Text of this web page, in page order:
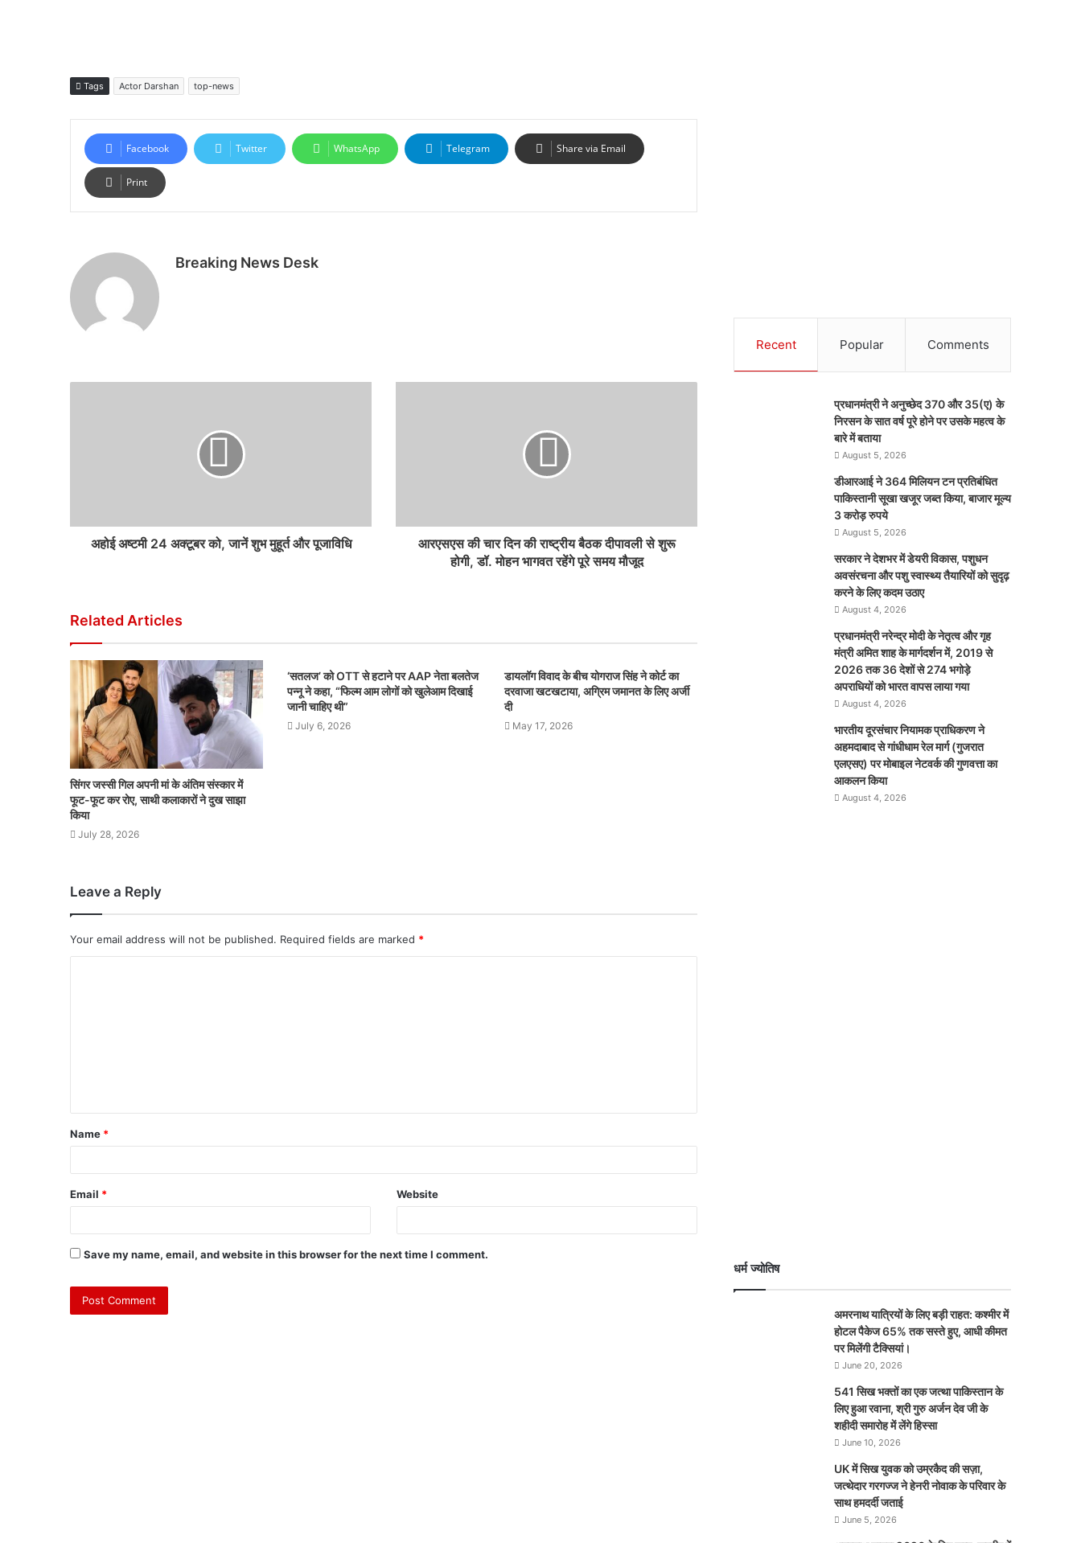
Tags Actor Darshan top-news
Facebook Twitter WhatsApp Telegram Share via Email
Print
Breaking News Desk
अहोई अष्टमी 24 अक्टूबर को, जानें शुभ मुहूर्त और पूजाविधि
आरएसएस की चार दिन की राष्ट्रीय बैठक दीपावली से शुरू
होगी, डॉ. मोहन भागवत रहेंगे पूरे समय मौजूद
Related Articles
सिंगर जस्सी गिल अपनी मां के अंतिम संस्कार में
फूट-फूट कर रोए, साथी कलाकारों ने दुख साझा
किया
July 28, 2026
‘सतलज’ को OTT से हटाने पर AAP नेता बलतेज
पन्नू ने कहा, “फिल्म आम लोगों को खुलेआम दिखाई
जानी चाहिए थी”
July 6, 2026
डायलॉग विवाद के बीच योगराज सिंह ने कोर्ट का
दरवाजा खटखटाया, अग्रिम जमानत के लिए अर्जी
दी
May 17, 2026
Leave a Reply
Your email address will not be published. Required fields are marked *
Name *
Email * Website
Save my name, email, and website in this browser for the next time I comment.
Recent Popular Comments
प्रधानमंत्री ने अनुच्छेद 370 और 35(ए) के
निरसन के सात वर्ष पूरे होने पर उसके महत्व के
बारे में बताया
August 5, 2026
डीआरआई ने 364 मिलियन टन प्रतिबंधित
पाकिस्तानी सूखा खजूर जब्त किया, बाजार मूल्य
3 करोड़ रुपये
August 5, 2026
सरकार ने देशभर में डेयरी विकास, पशुधन
अवसंरचना और पशु स्वास्थ्य तैयारियों को सुदृढ़
करने के लिए कदम उठाए
August 4, 2026
प्रधानमंत्री नरेन्द्र मोदी के नेतृत्व और गृह
मंत्री अमित शाह के मार्गदर्शन में, 2019 से
2026 तक 36 देशों से 274 भगोड़े
अपराधियों को भारत वापस लाया गया
August 4, 2026
भारतीय दूरसंचार नियामक प्राधिकरण ने
अहमदाबाद से गांधीधाम रेल मार्ग (गुजरात
एलएसए) पर मोबाइल नेटवर्क की गुणवत्ता का
आकलन किया
August 4, 2026
धर्म ज्योतिष
अमरनाथ यात्रियों के लिए बड़ी राहत: कश्मीर में
होटल पैकेज 65% तक सस्ते हुए, आधी कीमत
पर मिलेंगी टैक्सियां।
June 20, 2026
541 सिख भक्तों का एक जत्था पाकिस्तान के
लिए हुआ रवाना, श्री गुरु अर्जन देव जी के
शहीदी समारोह में लेंगे हिस्सा
June 10, 2026
UK में सिख युवक को उम्रकैद की सज़ा,
जत्थेदार गरगज्ज ने हेनरी नोवाक के परिवार के
साथ हमदर्दी जताई
June 5, 2026